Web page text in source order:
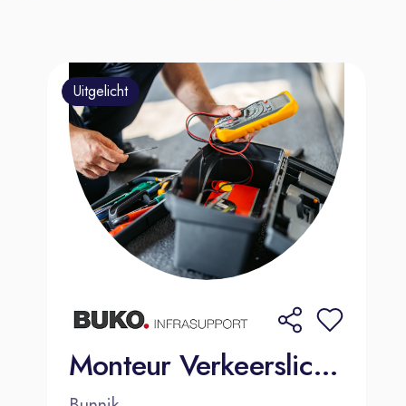
Jij bent een van de bijna 1000
wegenwachten in Nederland! En je
werkt samen met collega’s van
andere afdelingen, bijvoorbeeld
onze planners of medewerkers van
de Alarmcentrale. Hoewel je vaak
zelfstandig op pad bent, voel je je
dus eigenlijk nooit alleen. Natuurlijk is
er ook jouw regionale team op je
onze auto’s en kom je collega’s tegen
bij de koffieautomaat. Via Talks –
onze interne social media – heb je
Uitgelicht
Monteur Verkeerslichten